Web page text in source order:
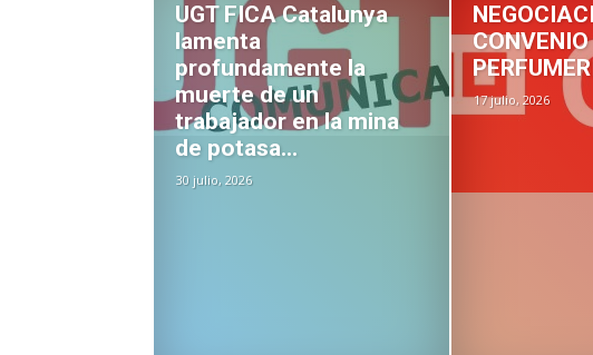
UGT FICA Catalunya
lamenta
profundamente la
muerte de un
trabajador en la mina
de potasa...
30 julio, 2026
CONVENIO
17 julio, 2026